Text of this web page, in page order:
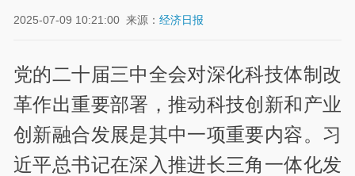
2025-07-09 10:21:00 来源：经济日报
党的二十届三中全会对深化科技体制改
革作出重要部署，推动科技创新和产业
创新融合发展是其中一项重要内容。习
近平总书记在深入推进长三角一体化发